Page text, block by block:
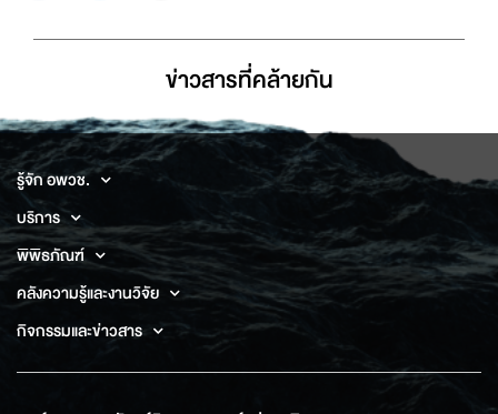
ข่าวสารที่่คล้ายกัน
รู้จัก อพวช.
บริการ
พิพิธภัณฑ์
คลังความรู้และงานวิจัย
กิจกรรมและข่าวสาร